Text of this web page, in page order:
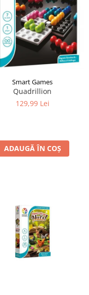
Smart Games
Quadrillion
129,99 Lei
ADAUGĂ ÎN COȘ